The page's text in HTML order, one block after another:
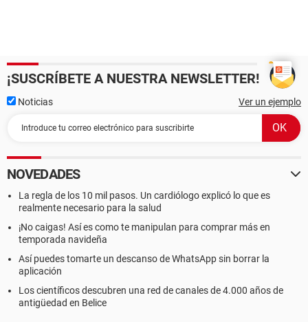
¡SUSCRÍBETE A NUESTRA NEWSLETTER!
Noticias Ver un ejemplo
NOVEDADES
La regla de los 10 mil pasos. Un cardiólogo explicó lo que es
realmente necesario para la salud
¡No caigas! Así es como te manipulan para comprar más en
temporada navideña
Así puedes tomarte un descanso de WhatsApp sin borrar la
aplicación
Los científicos descubren una red de canales de 4.000 años de
antigüedad en Belice